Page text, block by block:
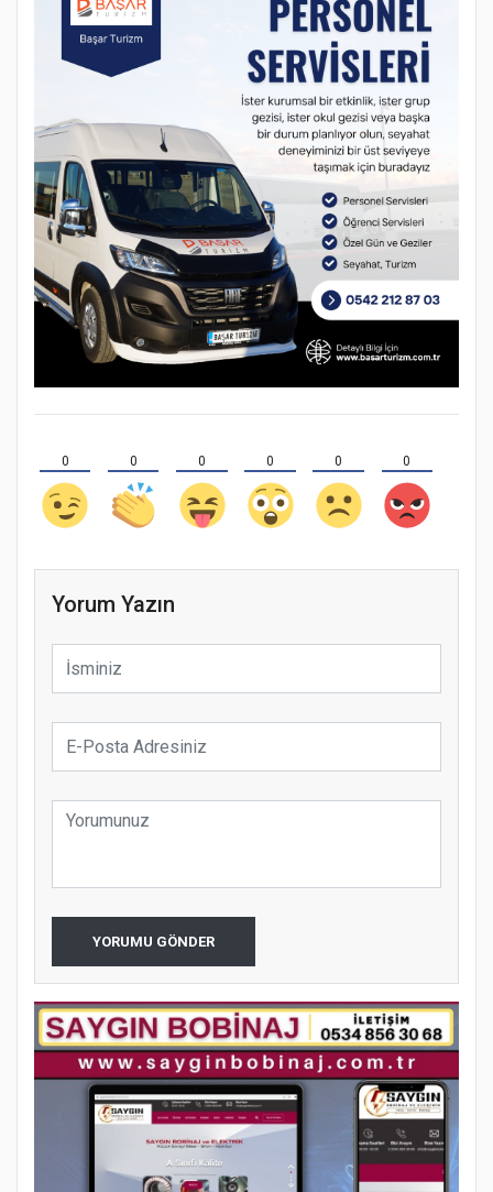
0 0 0 0 0 0
Yorum Yazın
YORUMU GÖNDER